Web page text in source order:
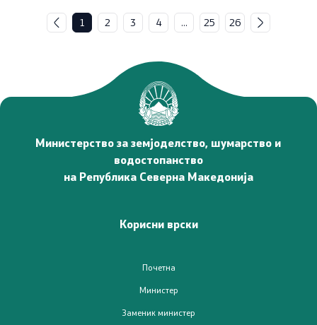
1 2 3 4 ... 25 26
Министерство за земјоделство, шумарство и
водостопанство
на Република Северна Македонија
Корисни врски
Почетна
Министер
Заменик министер